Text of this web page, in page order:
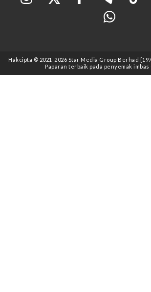
Hakcipta © 2021 -2026 Star Media Group Berhad
Paparan terbaik pada penyemak imbas